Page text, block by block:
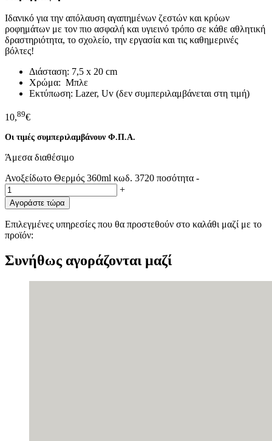
Ιδανικό για την απόλαυση αγαπημένων ζεστών και κρύων
ροφημάτων με τον πιο ασφαλή και υγιεινό τρόπο σε κάθε αθλητική
δραστηριότητα, το σχολείο, την εργασία και τις καθημερινές
βόλτες!
Διάσταση: 7,5 x 20 cm
Χρώμα: Mπλε
Εκτύπωση: Lazer, Uv (δεν συμπεριλαμβάνεται στη τιμή)
10,89€
Οι τιμές συμπεριλαμβάνουν Φ.Π.Α.
Άμεσα διαθέσιμο
Ανοξείδωτο Θερμός 360ml κωδ. 3720 ποσότητα -
+
Αγοράστε τώρα
Επιλεγμένες υπηρεσίες που θα προστεθούν στο καλάθι μαζί με το
προϊόν:
Συνήθως αγοράζονται μαζί